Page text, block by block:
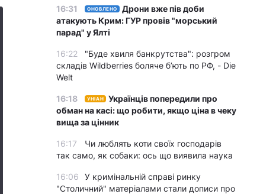
16:31 ОНОВЛЕНО
Дрони вже пів доби
атакують Крим: ГУР провів "морський
парад" у Ялті
16:22
"Буде хвиля банкрутства": розгром
складів Wildberries боляче бʼють по РФ, - Die
Welt
16:18 УНІАН
Українців попередили про
обман на касі: що робити, якщо ціна в чеку
вища за цінник
16:17
Чи люблять коти своїх господарів
так само, як собаки: ось що виявила наука
16:06
У кримінальній справі ринку
"Столичний" матеріалами стали дописи про